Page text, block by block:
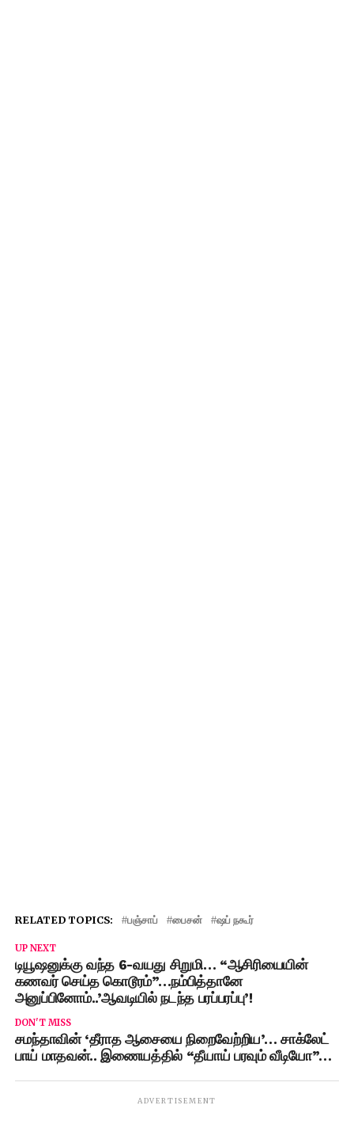
RELATED TOPICS: பஞ்சாப் பைசன் ஷப் நகூர்
UP NEXT
டியூஷனுக்கு வந்த 6-வயது சிறுமி… “ஆசிரியையின்
கணவர் செய்த கொடூரம்”…நம்பித்தானே
அனுப்பினோம்..’ஆவடியில் நடந்த பரப்பரப்பு’!
DON'T MISS
சமந்தாவின் ‘தீராத ஆசையை நிறைவேற்றிய’… சாக்லேட்
பாய் மாதவன்.. இணையத்தில் “தீயாய் பரவும் வீடியோ”…
ADVERTISEMENT